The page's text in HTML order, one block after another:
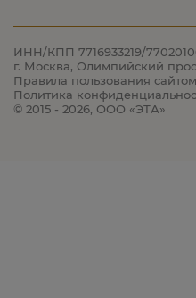
ИНН/КПП 7716933219/
г. Москва, Олимпийский
Правила пользования сайтом
Политика
© 2015 - 2026, ООО «ЭТА»